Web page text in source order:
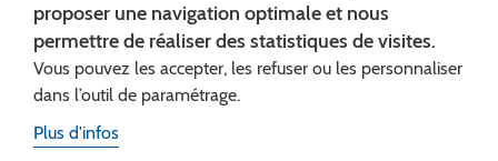
CONSEIL DÉPARTEMENTAL DE L'AISNE
Siège :
proposer une navigation optimale et nous
permettre de réaliser des statistiques de visites.
Vous pouvez les accepter, les refuser ou les personnaliser
dans l’outil de paramétrage.
Plus d'infos